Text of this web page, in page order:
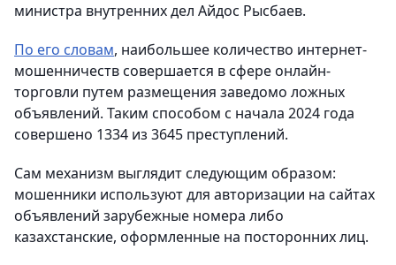
министра внутренних дел Айдос Рысбаев.
По его словам, наибольшее количество интернет-
мошенничеств совершается в сфере онлайн-
торговли путем размещения заведомо ложных
объявлений. Таким способом с начала 2024 года
совершено 1334 из 3645 преступлений.
Сам механизм выглядит следующим образом:
мошенники используют для авторизации на сайтах
объявлений зарубежные номера либо
казахстанские, оформленные на посторонних лиц.